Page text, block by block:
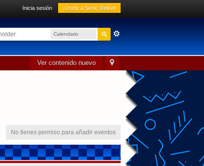
Inicia sesión ¡Únete a Sonic Reikai!
Calendario
sónico
Ver contenido nuevo
No tienes permiso para añadir eventos